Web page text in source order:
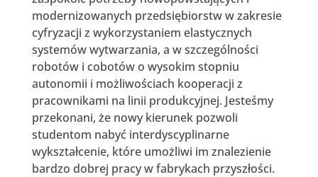
modernizowanych przedsiębiorstw w zakresie
cyfryzacji z wykorzystaniem elastycznych
systemów wytwarzania, a w szczególności
robotów i cobotów o wysokim stopniu
autonomii i możliwościach kooperacji z
pracownikami na linii produkcyjnej. Jesteśmy
przekonani, że nowy kierunek pozwoli
studentom nabyć interdyscyplinarne
wykształcenie, które umożliwi im znalezienie
bardzo dobrej pracy w fabrykach przyszłości.